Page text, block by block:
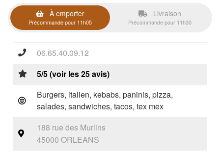
À emporter
Précommande pour 11h05
Livraison
Précommande pour 11h30
06.65.40.09.12
5/5 (voir les 25 avis)
Burgers, italien, kebabs, paninis, pizza,
salades, sandwiches, tacos, tex mex
188 rue des Murlins
45000 ORLEANS